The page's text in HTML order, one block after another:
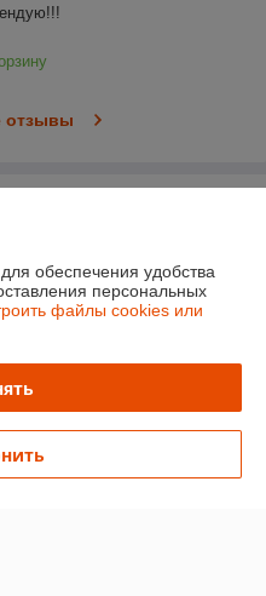
отзывы
обеспечения удобства
персональных
файлы cookies или